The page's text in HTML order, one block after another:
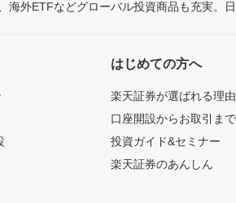
海外ETFなどグローバル投資商品も充実。
はじめての方へ
楽天証券が選ばれる理由
口座開設からお取引ま
投資ガイド&セミナー
楽天証券のあんしん